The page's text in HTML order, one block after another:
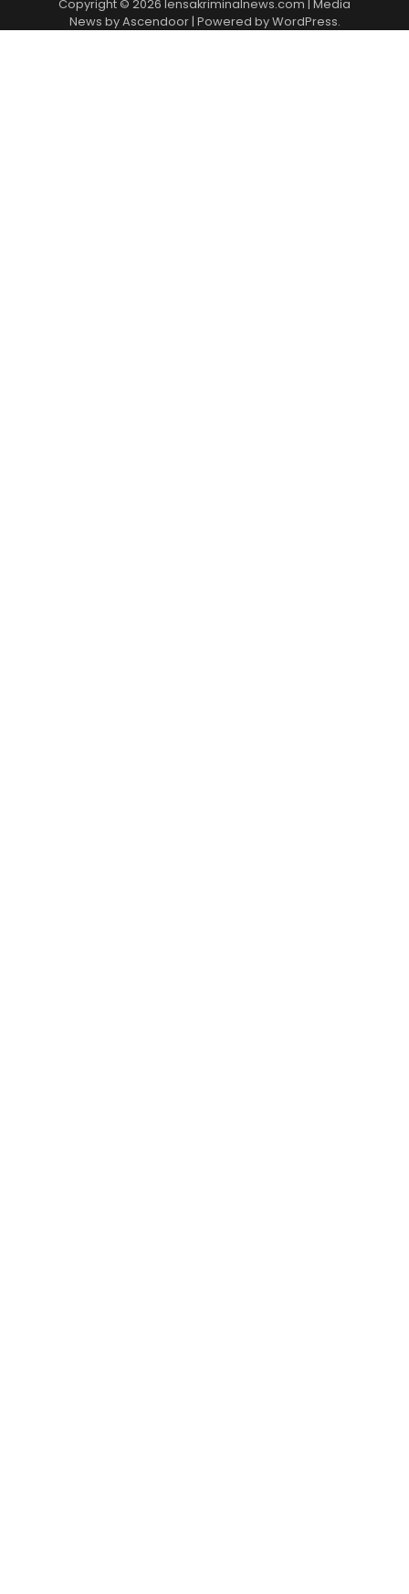
Copyright © 2026 lensakriminalnews.com | Media
News byAscendoor| Powered byWordPress.